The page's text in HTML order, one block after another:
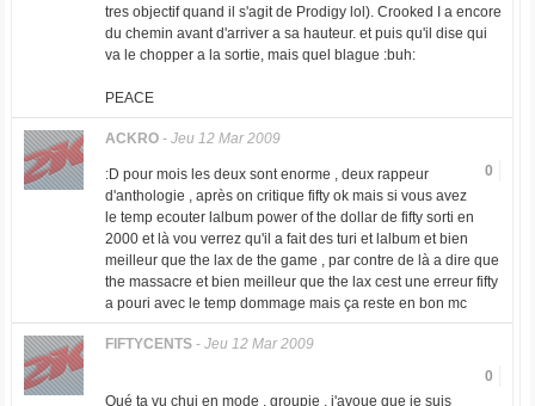
tres objectif quand il s'agit de Prodigy lol). Crooked I a encore
du chemin avant d'arriver a sa hauteur. et puis qu'il dise qui
va le chopper a la sortie, mais quel blague :buh:
PEACE
ACKRO- Jeu 12 Mar 2009
0
:D pour mois les deux sont enorme , deux rappeur
d'anthologie , après on critique fifty ok mais si vous avez
le temp ecouter lalbum power of the dollar de fifty sorti en
2000 et là vou verrez qu'il a fait des turi et lalbum et bien
meilleur que the lax de the game , par contre de là a dire que
the massacre et bien meilleur que the lax cest une erreur fifty
a pouri avec le temp dommage mais ça reste en bon mc
FIFTYCENTS- Jeu 12 Mar 2009
0
Oué ta vu chui en mode , groupie , j'avoue que je suis